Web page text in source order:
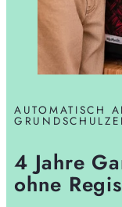
AUTOMATISCH
4 Jahre
ohne